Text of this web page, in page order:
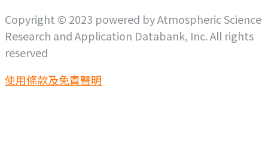
Copyright © 2023 powered by Atmospheric Science
Research and Application Databank, Inc. All rights
reserved
使用條款及免責聲明